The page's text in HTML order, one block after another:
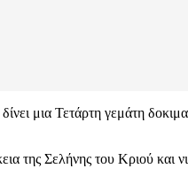
μια Τετάρτη γεμάτη
της Σελήνης του Κριού και